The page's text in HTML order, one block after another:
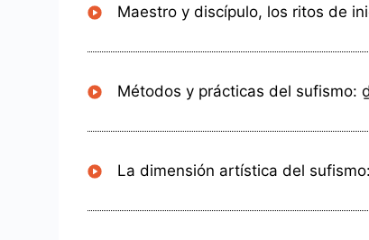
Maestro y discípulo, los ritos de
Métodos y prácticas del sufismo:
La dimensión artística del